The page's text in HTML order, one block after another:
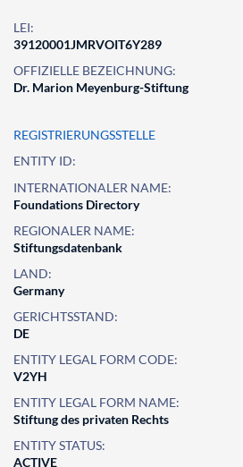
LEI:
39120001JMRVOIT6Y289
OFFIZIELLE BEZEICHNUNG:
Dr. Marion Meyenburg-Stiftung
REGISTRIERUNGSSTELLE
ENTITY ID:
INTERNATIONALER NAME:
Foundations Directory
REGIONALER NAME:
Stiftungsdatenbank
LAND:
Germany
GERICHTSSTAND:
DE
ENTITY LEGAL FORM CODE:
V2YH
ENTITY LEGAL FORM NAME:
Stiftung des privaten Rechts
ENTITY STATUS:
ACTIVE